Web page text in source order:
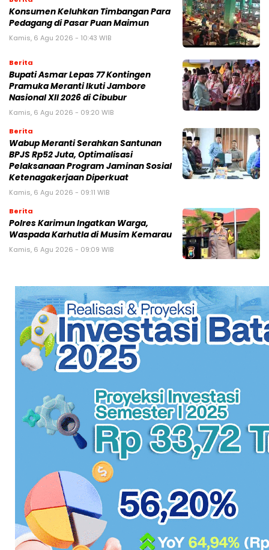
Konsumen Keluhkan Timbangan Para
Pedagang di Pasar Puan Maimun
Kamis, 6 Agu 2026 - 10:43 WIB
Berita
Bupati Asmar Lepas 77 Kontingen
Pramuka Meranti Ikuti Jambore
Nasional XII 2026 di Cibubur
Kamis, 6 Agu 2026 - 09:20 WIB
Berita
Wabup Meranti Serahkan Santunan
BPJS Rp52 Juta, Optimalisasi
Pelaksanaan Program Jaminan Sosial
Ketenagakerjaan Diperkuat
Kamis, 6 Agu 2026 - 09:11 WIB
Berita
Polres Karimun Ingatkan Warga,
Waspada Karhutla di Musim Kemarau
Kamis, 6 Agu 2026 - 09:09 WIB